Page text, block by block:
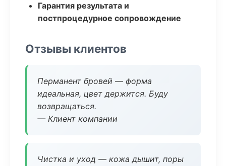
Гарантия результата и
постпроцедурное сопровождение
Отзывы клиентов
Перманент бровей — форма
идеальная, цвет держится. Буду
возвращаться.
— Клиент компании
Чистка и уход — кожа дышит, поры